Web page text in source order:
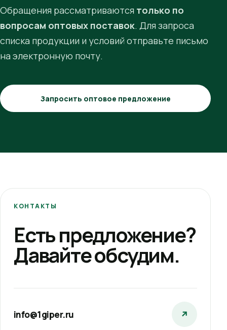
Обращения рассматриваются только по
вопросам оптовых поставок. Для запроса
списка продукции и условий отправьте письмо
на электронную почту.
Запросить оптовое предложение
КОНТАКТЫ
Есть предложение?
Давайте обсудим.
info@1giper.ru ↗